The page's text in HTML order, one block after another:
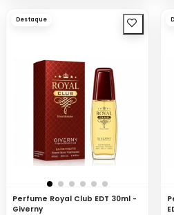
Destaque
Perfume Royal Club EDT 30ml -
Giverny